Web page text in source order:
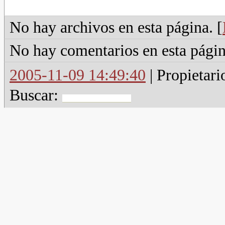
No hay archivos en esta página. [
No hay comentarios en esta
2005-11-09 14:49:40 |
Buscar: